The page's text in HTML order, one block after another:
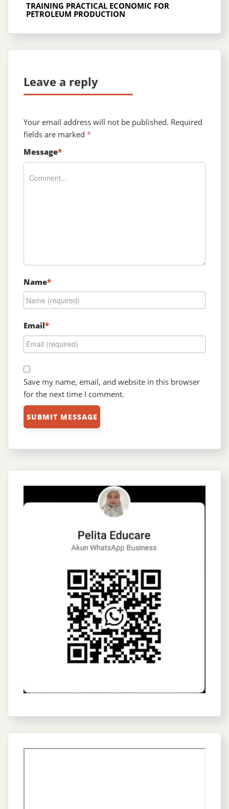
TRAINING PRACTICAL ECONOMIC FOR
PETROLEUM PRODUCTION
Leave a reply
Your email address will not be published. Required
fields are marked *
Message*
Name*
Email*
Save my name, email, and website in this browser
for the next time I comment.